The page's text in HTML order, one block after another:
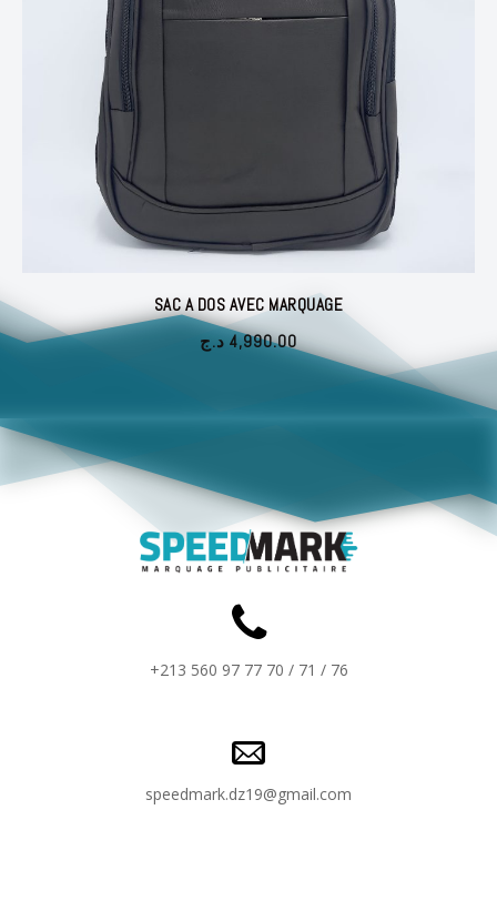
SAC A DOS AVEC MARQUAGE
4,990.00 د.ج
+213 560 97 77 70 / 71 / 76
speedmark.dz19@gmail.com